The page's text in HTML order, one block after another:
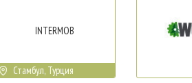
INTERMOB
Стамбул, Турция